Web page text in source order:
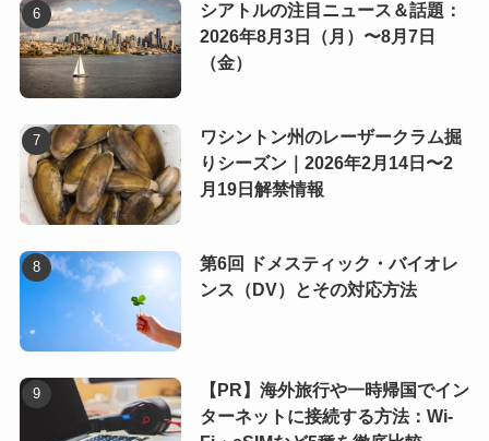
シアトルの注目ニュース＆話題：
2026年8月3日（月）〜8月7日
（金）
ワシントン州のレーザークラム掘
りシーズン｜2026年2月14日〜2
月19日解禁情報
第6回 ドメスティック・バイオレ
ンス（DV）とその対応方法
【PR】海外旅行や一時帰国でイン
ターネットに接続する方法：Wi-